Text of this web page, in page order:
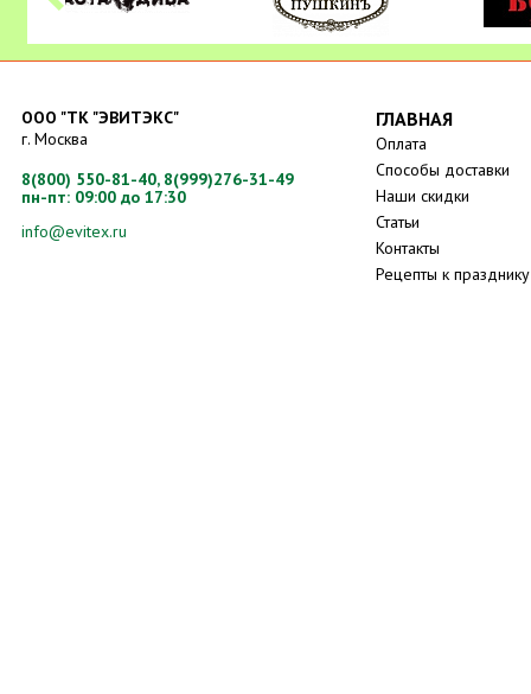
ООО "ТК "ЭВИТЭКС"
г. Москва
8(800) 550-81-40, 8(999)276-31-49
пн-пт: 09:00 до 17:30
info@evitex.ru
ГЛАВНАЯ
Оплата
Способы доставки
Наши скидки
Статьи
Контакты
Рецепты к празднику